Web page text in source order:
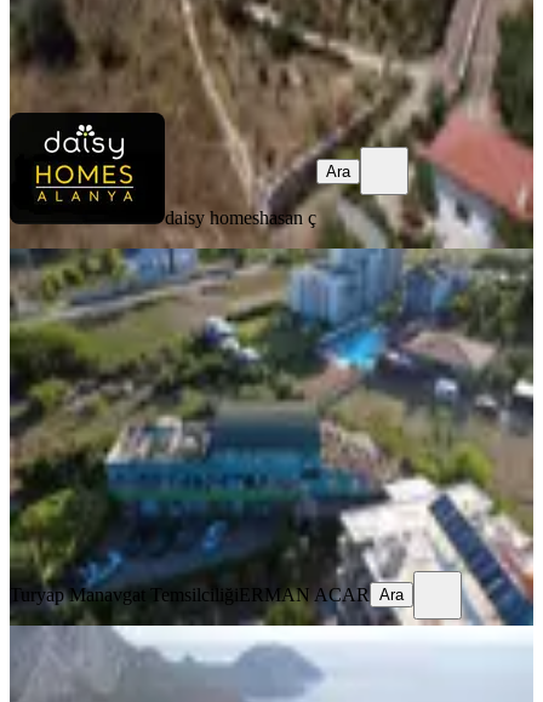
daisy homes hasan ç
Ara
daisy homeshasan ç
Ara
Manavgat Çolaklı'da Satılık Turizm
Tesisi Korkmaz Pansiyon
Manavgat, Çolaklı Mahallesi
29.07.2026
120.000.000 ₺
Turyap Manavgat TemsilciliğiERMAN ACAR
Ara
Turyap Manavgat Temsilciliği ERMAN ACAR Ara
Tatil Beldesi Antalya Adrasanda
Denize Sıfır Satılık Otel